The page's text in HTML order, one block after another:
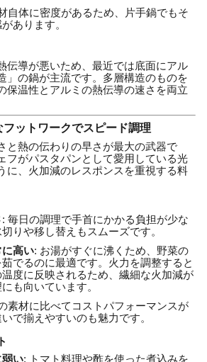
自体に密度があるため、片手鍋でもそ
あります。
伝導が悪いため、最近では底面にアル
」の鍋が主流です。多層構造のものを
保温性とアルミの熱伝導の速さを両立
ットワークでスピード調理
と熱の伝わりの早さが最大の武器で
フがパスタパンとして愛用している光
に、火加減のレスポンスを重視する料
: 毎日の調理で手首にかかる負担が少な
りや移し替えもスムーズです。
高い: お湯がすぐに沸くため、野菜の
でるのに最適です。火力を調整すると
度に反映されるため、繊細な火加減が
も向いています。
素材に比べてコストパフォーマンスが
で揃えやすいのも魅力です。
い: トマト料理や酢を使った煮込みを